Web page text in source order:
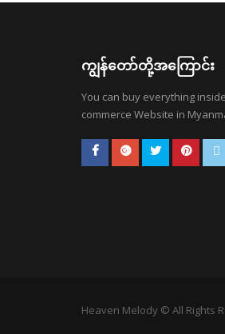
ကျွန်တော်တို့အကြောင်း
You can buy everything
commerce Website in
Heaven Melody © All Rights